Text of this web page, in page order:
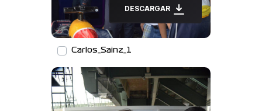
DESCARGAR
Carlos_Sainz_1